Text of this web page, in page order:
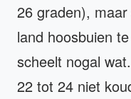
26 graden),
land hoosbuien
scheelt nogal
22 tot 24 niet